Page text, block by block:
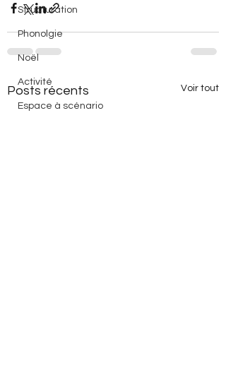
Structuration
Phonolgie
Noël
Activité
Espace à scénario
Posts récents Voir tout